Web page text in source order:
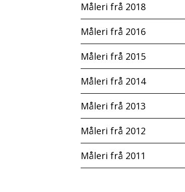
Måleri frå 2018
Måleri frå 2016
Måleri frå 2015
Måleri frå 2014
Måleri frå 2013
Måleri frå 2012
Måleri frå 2011